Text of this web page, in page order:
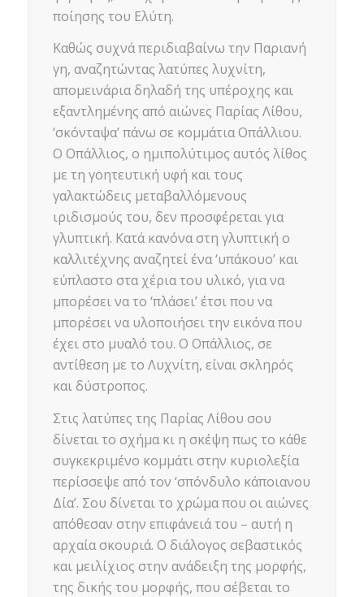
ποίησης του Ελύτη.
Καθώς συχνά περιδιαβαίνω την Παριανή
γη, αναζητώντας λατύπες λυχνίτη,
απομεινάρια δηλαδή της υπέροχης και
εξαντλημένης από αιώνες Παρίας Λίθου,
‘σκόνταψα’ πάνω σε κομμάτια Οπάλλιου.
Ο Οπάλλιος, ο ημιπολύτιμος αυτός λίθος
με τη γοητευτική υφή και τους
γαλακτώδεις μεταβαλλόμενους
ιριδισμούς του, δεν προσφέρεται για
γλυπτική. Κατά κανόνα στη γλυπτική ο
καλλιτέχνης αναζητεί ένα ‘υπάκουο’ και
εύπλαστο στα χέρια του υλικό, για να
μπορέσει να το ‘πλάσει’ έτσι που να
μπορέσει να υλοποιήσει την εικόνα που
έχει στο μυαλό του. Ο Οπάλλιος, σε
αντίθεση με το Λυχνίτη, είναι σκληρός
και δύστροπος.
Στις λατύπες της Παρίας Λίθου σου
δίνεται το σχήμα κι η σκέψη πως το κάθε
συγκεκριμένο κομμάτι στην κυριολεξία
περίσσεψε από τον ‘σπόνδυλο κάποιανου
Δία’. Σου δίνεται το χρώμα που οι αιώνες
απόθεσαν στην επιφάνειά του – αυτή η
αρχαία σκουριά. Ο διάλογος σεβαστικός
και μειλίχιος στην ανάδειξη της μορφής,
της δικής του μορφής, που σέβεται το